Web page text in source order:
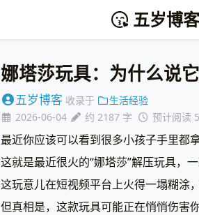
五岁博客
娜塔莎玩具：为什么说它
五岁博客 收录于
生活经验
2026-06-04
约 2187 字 预计阅读
最近你应该可以看到很多小孩子手里都
这就是最近很火的“娜塔莎”解压玩具，
这玩意儿在短视频平台上火得一塌糊涂
但真相是，这款玩具可能正在悄悄伤害你